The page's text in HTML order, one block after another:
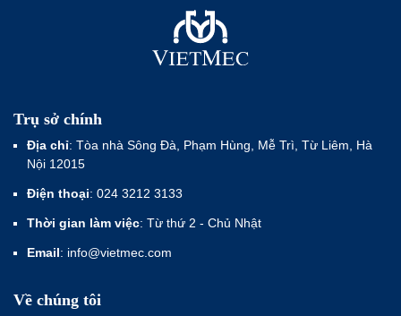
Trụ sở chính
Địa chỉ: Tòa nhà Sông Đà, Phạm Hùng, Mễ Trì, Từ Liêm, Hà
Nội 12015
Điện thoại: 024 3212 3133
Thời gian làm việc: Từ thứ 2 - Chủ Nhật
Email: info@vietmec.com
Về chúng tôi